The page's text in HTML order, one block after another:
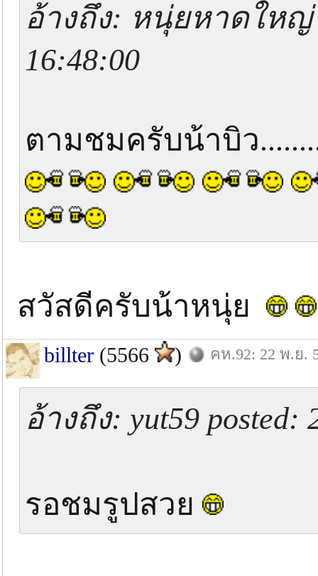
อ้างถึง: หนุ่ยหาดใหญ่
16:48:00
ตามชมครับน้าบิว
สวัสดีครับน้าหนุ่ย
billter (5566 ) คห.92: 22 พ.ย.
อ้างถึง: yut59 posted:
รอชมรูปสวย